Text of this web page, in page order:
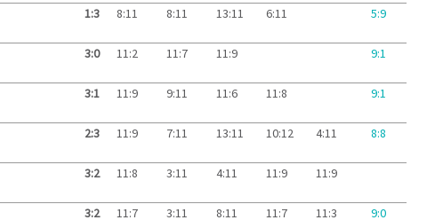
1:3 8:11 8:11 13:11 6:11 5:9
3:0 11:2 11:7 11:9 9:1
3:1 11:9 9:11 11:6 11:8 9:1
2:3 11:9 7:11 13:11 10:12 4:11 8:8
3:2 11:8 3:11 4:11 11:9 11:9
3:2 11:7 3:11 8:11 11:7 11:3 9:0